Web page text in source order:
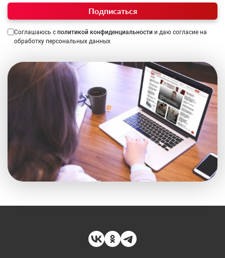
Подписаться
Соглашаюсь с политикой конфиденциальности и даю согласие на
обработку персональных данных